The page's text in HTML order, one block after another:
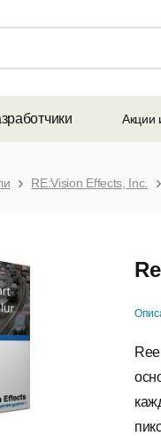
Акции
RE:Vision Effects, Inc.